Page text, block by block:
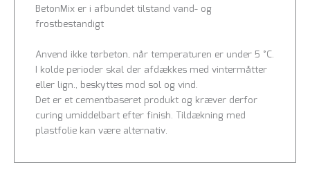
BetonMix er i afbundet tilstand vand- og
frostbestandigt
Anvend ikke tørbeton, når temperaturen er under 5 °C.
I kolde perioder skal der afdækkes med vintermåtter
eller lign., beskyttes mod sol og vind.
Det er et cementbaseret produkt og kræver derfor
curing umiddelbart efter finish. Tildækning med
plastfolie kan være alternativ.